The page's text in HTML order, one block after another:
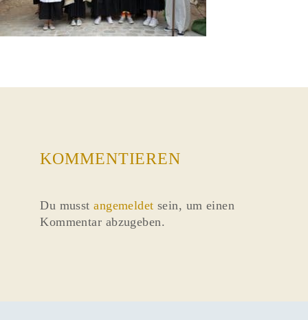
KOMMENTIEREN
Du musstangemeldet sein, um einen
Kommentar abzugeben.